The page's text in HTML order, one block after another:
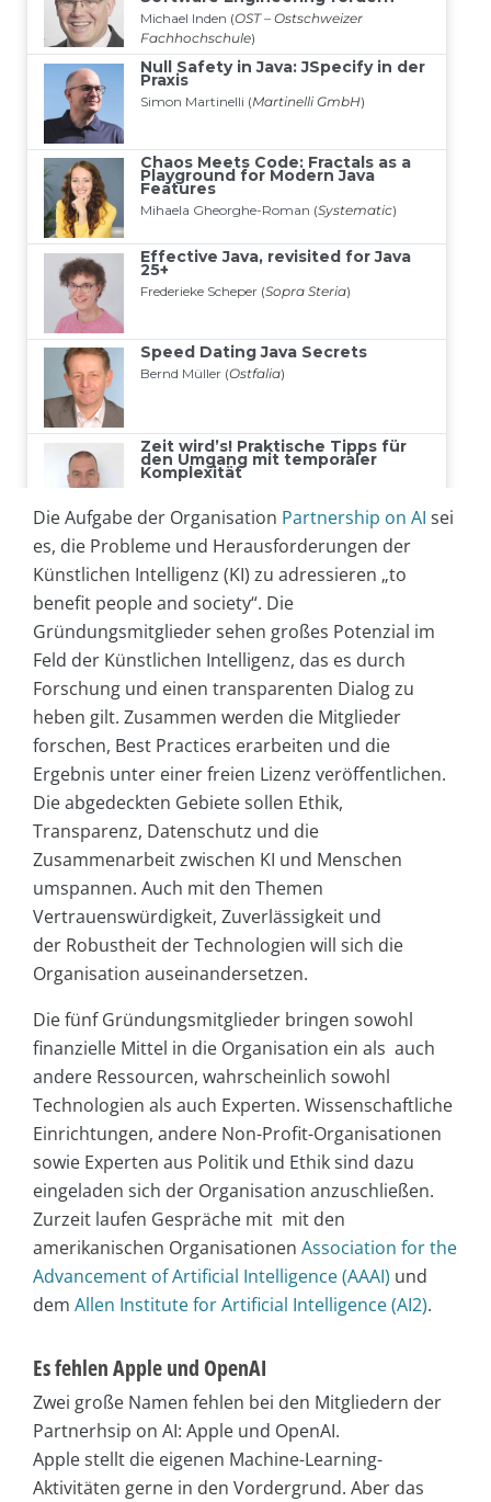
Die Aufgabe der Organisation Partnership on AI sei
es, die Probleme und Herausforderungen der
Künstlichen Intelligenz (KI) zu adressieren „to
benefit people and society“. Die
Gründungsmitglieder sehen großes Potenzial im
Feld der Künstlichen Intelligenz, das es durch
Forschung und einen transparenten Dialog zu
heben gilt. Zusammen werden die Mitglieder
forschen, Best Practices erarbeiten und die
Ergebnis unter einer freien Lizenz veröffentlichen.
Die abgedeckten Gebiete sollen Ethik,
Transparenz, Datenschutz und die
Zusammenarbeit zwischen KI und Menschen
umspannen. Auch mit den Themen
Vertrauenswürdigkeit, Zuverlässigkeit und
der Robustheit der Technologien will sich die
Organisation auseinandersetzen.
Die fünf Gründungsmitglieder bringen sowohl
finanzielle Mittel in die Organisation ein als auch
andere Ressourcen, wahrscheinlich sowohl
Technologien als auch Experten. Wissenschaftliche
Einrichtungen, andere Non-Profit-Organisationen
sowie Experten aus Politik und Ethik sind dazu
eingeladen sich der Organisation anzuschließen.
Zurzeit laufen Gespräche mit mit den
amerikanischen Organisationen Association for the
Advancement of Artificial Intelligence (AAAI) und
dem Allen Institute for Artificial Intelligence (AI2).
Es fehlen Apple und OpenAI
Zwei große Namen fehlen bei den Mitgliedern der
Partnerhsip on AI: Apple und OpenAI.
Apple stellt die eigenen Machine-Learning-
Aktivitäten gerne in den Vordergrund. Aber das